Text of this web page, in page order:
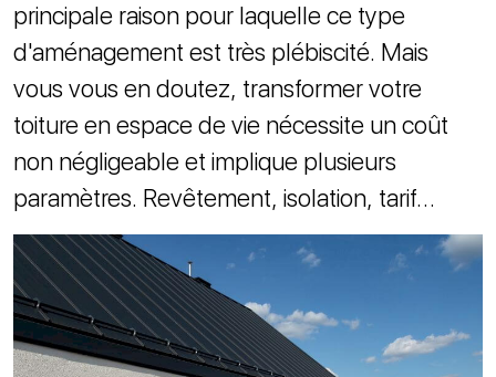
principale raison pour laquelle ce type
d'aménagement est très plébiscité. Mais
vous vous en doutez, transformer votre
toiture en espace de vie nécessite un coût
non négligeable et implique plusieurs
paramètres. Revêtement, isolation, tarif…